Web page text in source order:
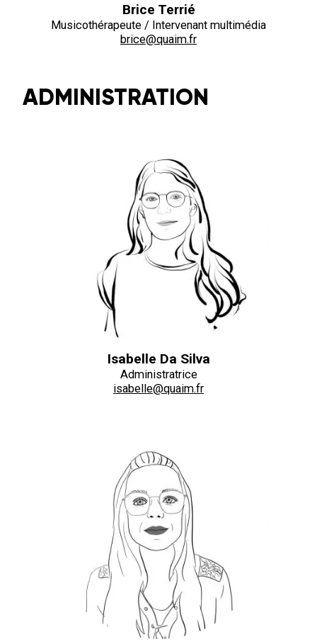
Brice Terrié
Musicothérapeute / Intervenant multimédia
brice@quaim.fr
ADMINISTRATION
Isabelle Da Silva
Administratrice
isabelle@quaim.fr